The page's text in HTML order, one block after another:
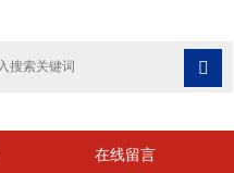

在线留言